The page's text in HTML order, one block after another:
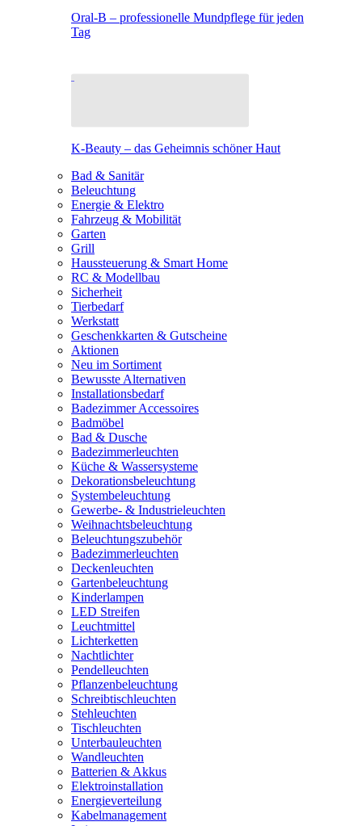
Oral-B – professionelle Mundpflege für jeden
Tag
K-Beauty – das Geheimnis schöner Haut
Bad & Sanitär
Beleuchtung
Energie & Elektro
Fahrzeug & Mobilität
Garten
Grill
Haussteuerung & Smart Home
RC & Modellbau
Sicherheit
Tierbedarf
Werkstatt
Geschenkkarten & Gutscheine
Aktionen
Neu im Sortiment
Bewusste Alternativen
Installationsbedarf
Badezimmer Accessoires
Badmöbel
Bad & Dusche
Badezimmerleuchten
Küche & Wassersysteme
Dekorationsbeleuchtung
Systembeleuchtung
Gewerbe- & Industrieleuchten
Weihnachtsbeleuchtung
Beleuchtungszubehör
Badezimmerleuchten
Deckenleuchten
Gartenbeleuchtung
Kinderlampen
LED Streifen
Leuchtmittel
Lichterketten
Nachtlichter
Pendelleuchten
Pflanzenbeleuchtung
Schreibtischleuchten
Stehleuchten
Tischleuchten
Unterbauleuchten
Wandleuchten
Batterien & Akkus
Elektroinstallation
Energieverteilung
Kabelmanagement